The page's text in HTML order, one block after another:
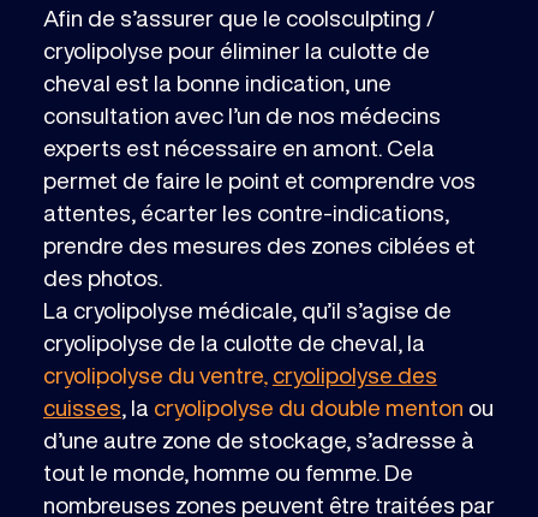
Afin de s’assurer que le coolsculpting /
cryolipolyse pour éliminer la culotte de
cheval est la bonne indication, une
consultation avec l’un de nos médecins
experts est nécessaire en amont. Cela
permet de faire le point et comprendre vos
attentes, écarter les contre-indications,
prendre des mesures des zones ciblées et
des photos.
La cryolipolyse médicale, qu’il s’agise de
cryolipolyse de la culotte de cheval, la
cryolipolyse du ventre, cryolipolyse des
cuisses , la cryolipolyse du double menton ou
d’une autre zone de stockage, s’adresse à
tout le monde, homme ou femme. De
nombreuses zones peuvent être traitées par